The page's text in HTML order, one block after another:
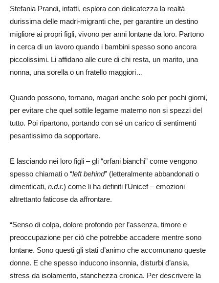
Stefania Prandi, infatti, esplora con delicatezza la realtà
durissima delle madri-migranti che, per garantire un destino
migliore ai propri figli, vivono per anni lontane da loro. Partono
in cerca di un lavoro quando i bambini spesso sono ancora
piccolissimi. Li affidano alle cure di chi resta, un marito, una
nonna, una sorella o un fratello maggiori…
Quando possono, tornano, magari anche solo per pochi giorni,
per evitare che quel sottile legame materno non si spezzi del
tutto. Poi ripartono, portando con sé un carico di sentimenti
pesantissimo da sopportare.
E lasciando nei loro figli – gli “orfani bianchi” come vengono
spesso chiamati o “left behind” (letteralmente abbandonati o
dimenticati, n.d.r.) come li ha definiti l’Unicef – emozioni
altrettanto faticose da affrontare.
“Senso di colpa, dolore profondo per l’assenza, timore e
preoccupazione per ciò che potrebbe accadere mentre sono
lontane. Sono questi gli stati d’animo che accomunano queste
donne. E che spesso inducono insonnia, disturbi d’ansia,
stress da isolamento, stanchezza cronica. Per descrivere la